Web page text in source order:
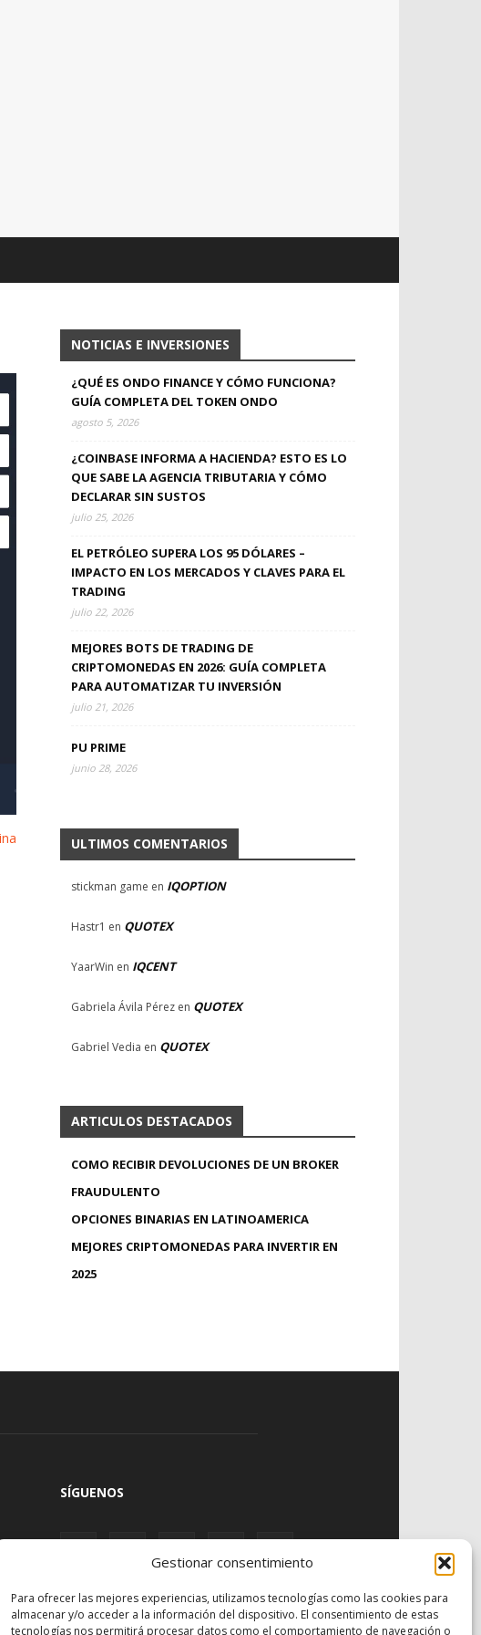
Gestionar consentimiento
Para ofrecer las mejores experiencias, utilizamos tecnologías como las cookies para
almacenar y/o acceder a la información del dispositivo. El consentimiento de estas
tecnologías nos permitirá procesar datos como el comportamiento de navegación o
NOTICIAS E INVERSIONES
¿QUÉ ES ONDO FINANCE Y CÓMO FUNCIONA?
GUÍA COMPLETA DEL TOKEN ONDO
agosto 5, 2026
¿COINBASE INFORMA A HACIENDA? ESTO ES LO
QUE SABE LA AGENCIA TRIBUTARIA Y CÓMO
DECLARAR SIN SUSTOS
julio 25, 2026
EL PETRÓLEO SUPERA LOS 95 DÓLARES –
IMPACTO EN LOS MERCADOS Y CLAVES PARA EL
TRADING
julio 22, 2026
MEJORES BOTS DE TRADING DE
CRIPTOMONEDAS EN 2026: GUÍA COMPLETA
PARA AUTOMATIZAR TU INVERSIÓN
julio 21, 2026
PU PRIME
junio 28, 2026
ULTIMOS COMENTARIOS
stickman game en IQOPTION
Hastr1 en QUOTEX
YaarWin en IQCENT
Gabriela Ávila Pérez en QUOTEX
Gabriel Vedia en QUOTEX
ARTICULOS DESTACADOS
COMO RECIBIR DEVOLUCIONES DE UN BROKER
FRAUDULENTO
OPCIONES BINARIAS EN LATINOAMERICA
MEJORES CRIPTOMONEDAS PARA INVERTIR EN
2025
SÍGUENOS